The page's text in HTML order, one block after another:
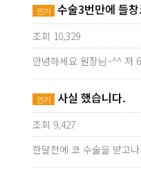
인기 수술3번만에 들
조회 10,329
안녕하세요 원장님~^^ 저
인기 사실 했습니다.
조회 9,427
한달전에 코 수술을 받고